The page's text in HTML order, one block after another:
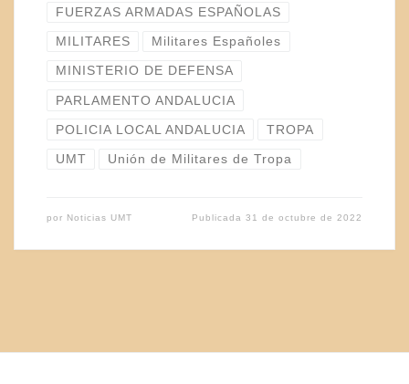
FUERZAS ARMADAS ESPAÑOLAS
MILITARES Militares Españoles
MINISTERIO DE DEFENSA
PARLAMENTO ANDALUCIA
POLICIA LOCAL ANDALUCIA TROPA
UMT Unión de Militares de Tropa
por Noticias UMT Publicada31 de octubre de 2022